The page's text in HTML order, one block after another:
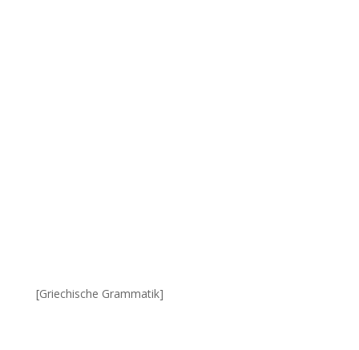
[Griechische Grammatik]